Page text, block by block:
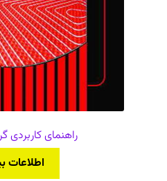
راهنمای کاربردی
اطلاعات